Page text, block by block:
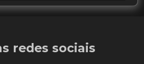
redes sociais